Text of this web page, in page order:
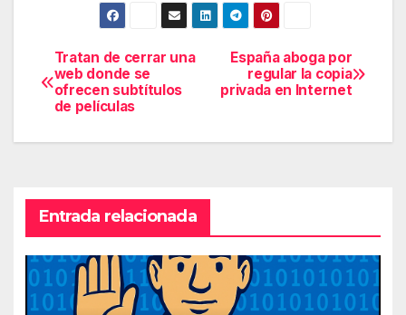
Navegación
de
entradas
España aboga por
regular la copia
privada en Internet
Tratan de cerrar una
web donde se
ofrecen subtítulos
de películas
Entrada relacionada